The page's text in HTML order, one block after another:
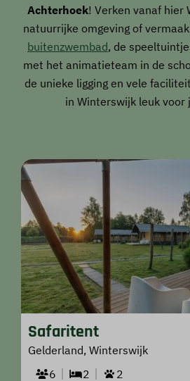
Achterhoek! Verken vanaf hier
natuurrijke omgeving of
buitenzwembad, de
met het animatieteam in de
de unieke ligging en vele
in Winterswijk leuk voor
Safaritent
Gelderland, Winterswijk
6
2
2